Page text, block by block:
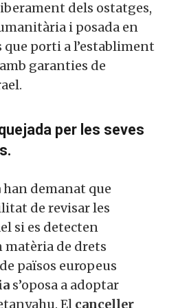
exigeix l’OTAN”, ha
alemany de defensa,
de Gaza ha tingut
fons sobre un full de
dels
procés que porti a
Estat palestí amb
per a Israel.
per les seves